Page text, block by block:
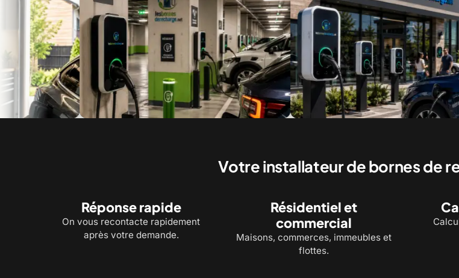
Votre installateur de bornes de
Réponse rapide
On vous recontacte rapidement
après votre demande.
Résidentiel et
commercial
Maisons, commerces, immeubles et
flottes.